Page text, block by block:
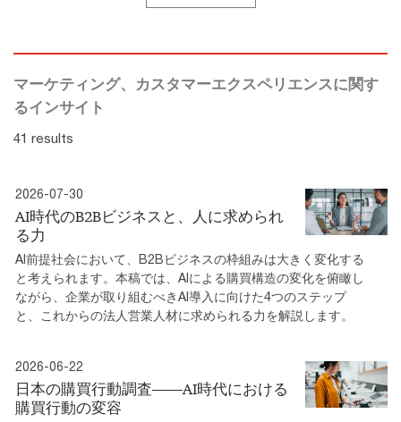
マーケティング、カスタマーエクスペリエンスに関す
るインサイト
41 results
2026-07-30
AI時代のB2Bビジネスと、人に求められ
る力
AI前提社会において、B2Bビジネスの枠組みは大きく変化する
と考えられます。本稿では、AIによる購買構造の変化を俯瞰し
ながら、企業が取り組むべきAI導入に向けた4つのステップ
と、これからの法人営業人材に求められる力を解説します。
2026-06-22
日本の購買行動調査――AI時代における
購買行動の変容